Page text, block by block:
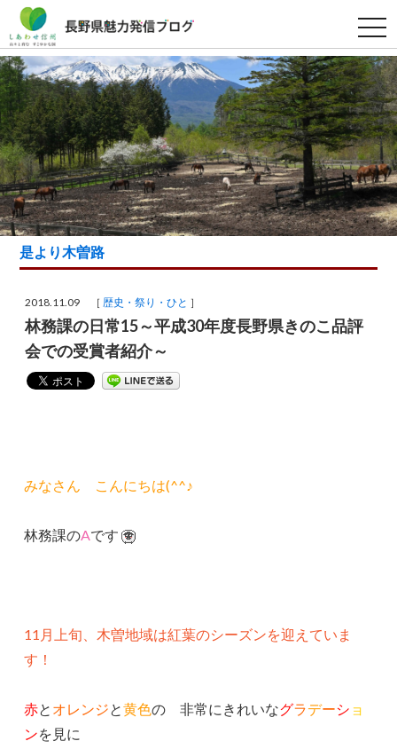
t
o
g
g
l
e
n
a
v
i
g
a
t
i
o
n
是より木曽路
2018.11.09 ［歴史・祭り・ひと ］
林務課の日常15～平成30年度長野県きのこ品評
会での受賞者紹介～
みなさん こんにちは(^^♪
林務課のAです
11月上旬、木曽地域は紅葉のシーズンを迎えていま
す！
赤と オレンジと黄色の 非常にきれいなグラデーシ ョ
ンを見に